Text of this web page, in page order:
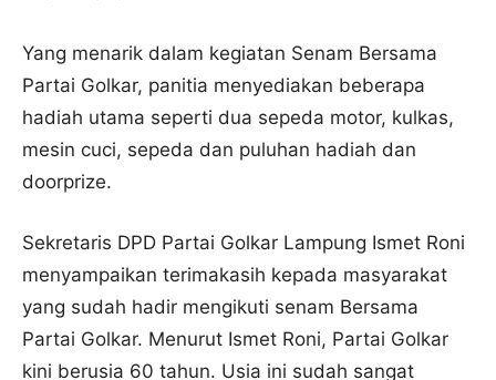
Yang menarik dalam kegiatan Senam Bersama
Partai Golkar, panitia menyediakan beberapa
hadiah utama seperti dua sepeda motor, kulkas,
mesin cuci, sepeda dan puluhan hadiah dan
doorprize.
Sekretaris DPD Partai Golkar Lampung Ismet Roni
menyampaikan terimakasih kepada masyarakat
yang sudah hadir mengikuti senam Bersama
Partai Golkar. Menurut Ismet Roni, Partai Golkar
kini berusia 60 tahun. Usia ini sudah sangat